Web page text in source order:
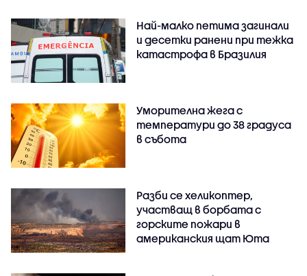
Най-малко петима загинали
и десетки ранени при тежка
катастрофа в Бразилия
Уморителна жега с
температури до 38 градуса
в събота
Разби се хеликоптер,
участващ в борбата с
горските пожари в
американския щат Юта